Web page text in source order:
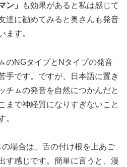
ン」
も効果があると私は感じて
達に勧めてみると奥さんも発音
ます。
のNGタイプとNタイプの発音
手です。ですが、日本語に置き
チㇺの発音を自然につかんだと
まで神経質になりすぎないこと
。
場合は、舌の付け根を上あご
す感じです。簡単に言うと、漫